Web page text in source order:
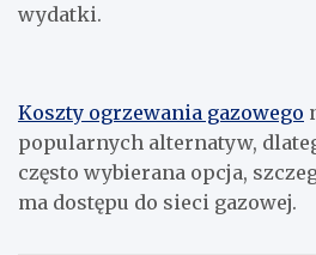
wydatki.
Koszty ogrzewania gazowego
popularnych alternatyw,
często wybierana opcja,
ma dostępu do sieci gazowej.